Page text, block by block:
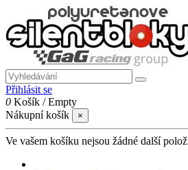
Přihlásit se
0 Košík /Empty
Nákupní košík
×
Ve vašem košíku nejsou žádné další